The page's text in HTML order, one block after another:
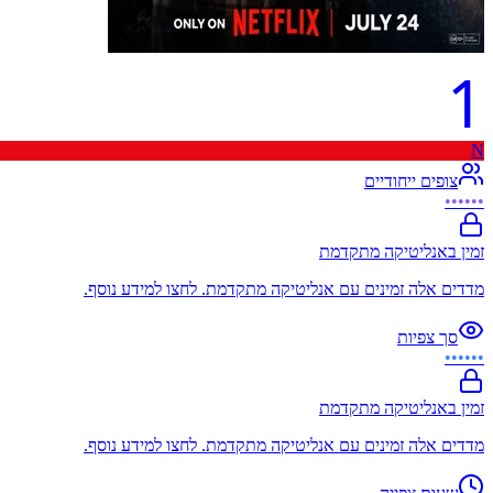
1
N
צופים ייחודיים
••••••
זמין באנליטיקה מתקדמת
מדדים אלה זמינים עם אנליטיקה מתקדמת. לחצו למידע נוסף.
סך צפיות
••••••
זמין באנליטיקה מתקדמת
מדדים אלה זמינים עם אנליטיקה מתקדמת. לחצו למידע נוסף.